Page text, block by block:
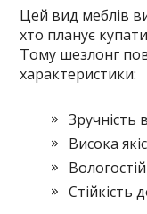
Цей вид меблів
хто планує
Тому шезлонг
характеристики:
Зручність
Висока
Стійкість